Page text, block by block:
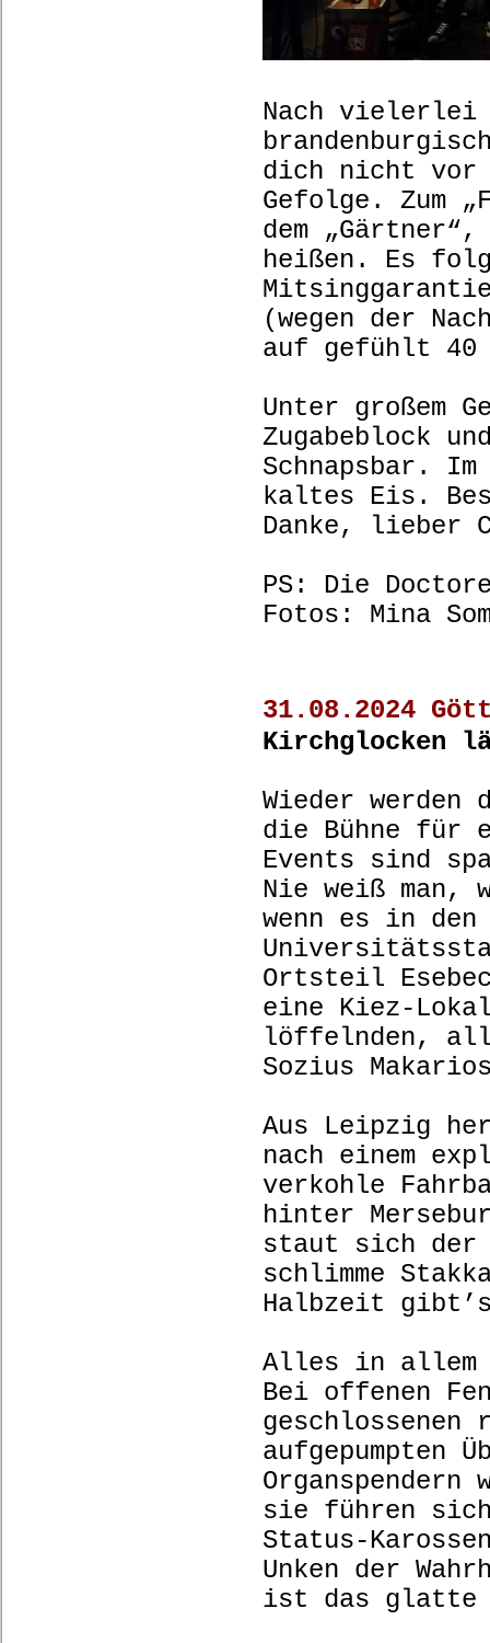
Nach vielerlei
dich nicht vor
Gefolge. Zum
dem
heißen. Es
(wegen der
auf gefühlt 40
Unter großem
Zugabeblock
Schnapsbar.
kaltes Eis.
Danke, lieber
PS: Die
Fotos: Mina
31.08.2024
Kirchglocken
Wieder
die Bühne für
Events sind
Nie weiß man,
wenn es in
Ortsteil
eine Kiez-
löffelnden,
Sozius
Aus Leipzig
nach einem
verkohle
hinter
staut sich der
schlimme
Halbzeit
Alles in allem
Bei offenen
aufgepumpten
sie führen
Status-
Unken der
ist das glatte